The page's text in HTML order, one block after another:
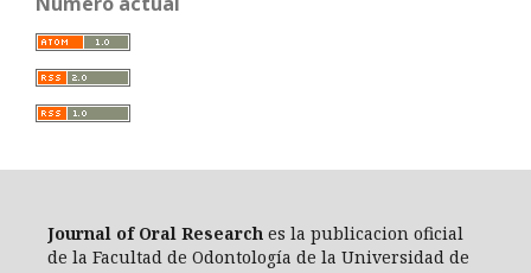
Journal of Oral Research es la publicacion oficial
de la Facultad de Odontología de la Universidad de